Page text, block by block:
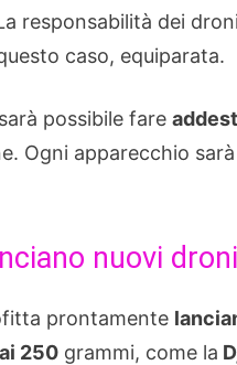
responsabilità dei
caso, equiparata.
sarà possibile fare
Ogni apparecchio
nuovi droni
prontamente
250 grammi, come la